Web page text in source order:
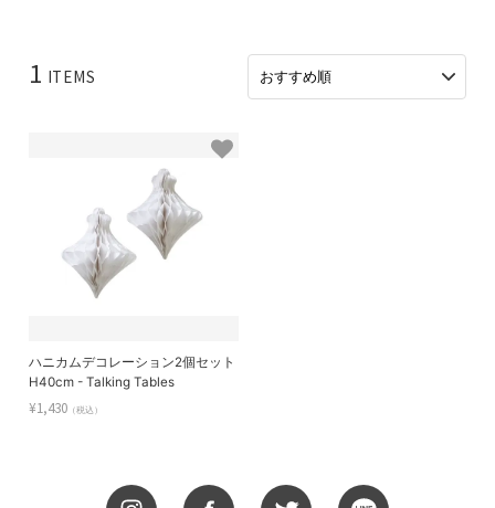
1 ITEMS
ハニカムデコレーション2個セット
H40cm - Talking Tables
¥1,430 （税込）